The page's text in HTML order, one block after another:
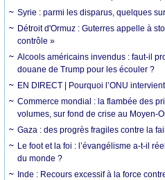
Syrie : parmi les disparus, quelques
Détroit d'Ormuz : Guterres appelle à
contrôle »
Alcools américains invendus : faut-il
douane de Trump pour les écouler ?
EN DIRECT | Pourquoi l’ONU
Commerce mondial : la flambée des
volumes, sur fond de crise au Moyen-
Gaza : des progrès fragiles contre la
Le foot et la foi : l’évangélisme a-t-il
du monde ?
Inde : Recours excessif à la force